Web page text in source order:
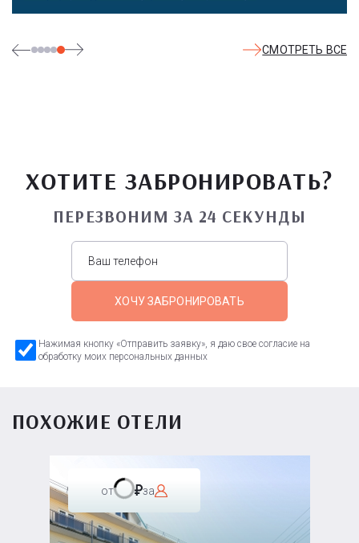
СМОТРЕТЬ ВСЕ
ХОТИТЕ ЗАБРОНИРОВАТЬ?
ПЕРЕЗВОНИМ ЗА 24 СЕКУНДЫ
ХОЧУ ЗАБРОНИРОВАТЬ
Нажимая кнопку «Отправить заявку», я даю свое согласие на
обработку моих персональных данных
ПОХОЖИЕ ОТЕЛИ
от за